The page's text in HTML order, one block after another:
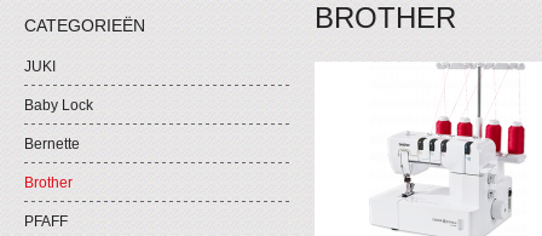
CATEGORIEËN
JUKI
Baby Lock
Bernette
Brother
PFAFF
BROTHER